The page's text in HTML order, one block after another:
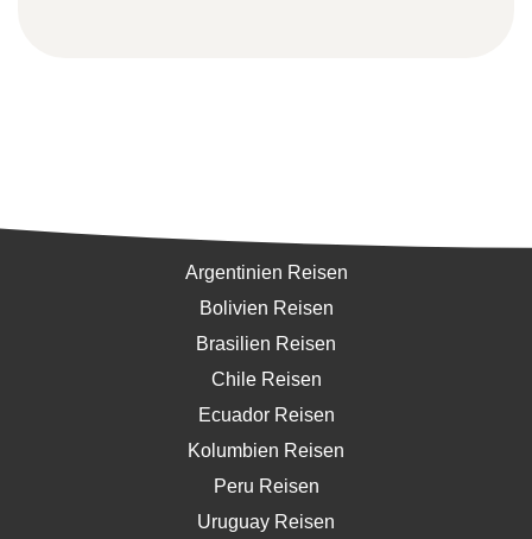
Argentinien Reisen
Bolivien Reisen
Brasilien Reisen
Chile Reisen
Ecuador Reisen
Kolumbien Reisen
Peru Reisen
Uruguay Reisen